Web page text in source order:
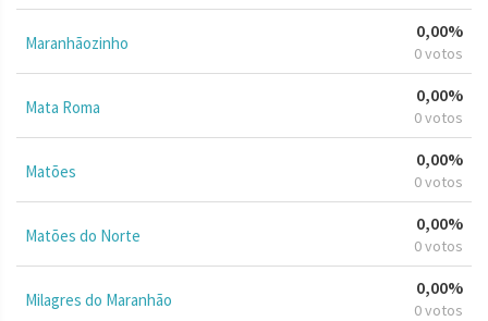
Maranhãozinho
0,00%
0 votos
Mata Roma
0,00%
0 votos
Matões
0,00%
0 votos
Matões do Norte
0,00%
0 votos
Milagres do Maranhão
0,00%
0 votos